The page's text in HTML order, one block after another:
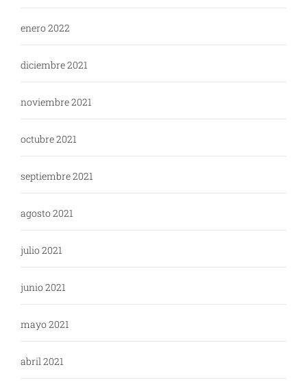
enero 2022
diciembre 2021
noviembre 2021
octubre 2021
septiembre 2021
agosto 2021
julio 2021
junio 2021
mayo 2021
abril 2021